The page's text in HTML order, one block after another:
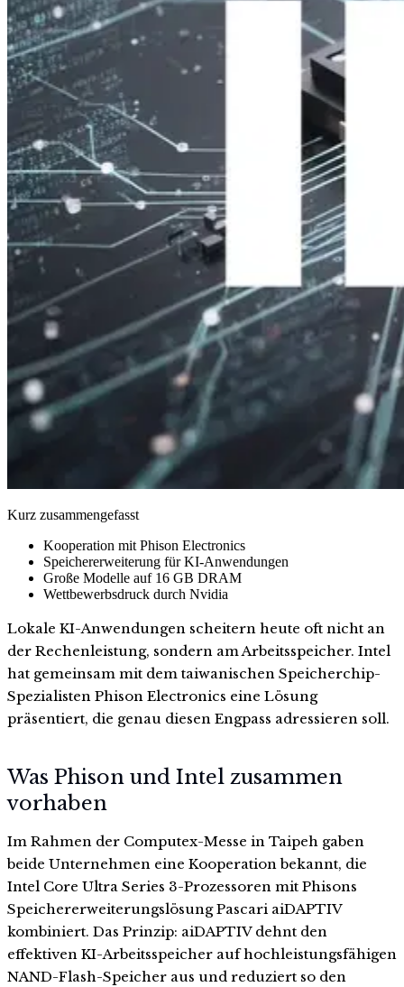
Kurz zusammengefasst
Kooperation mit Phison Electronics
Speichererweiterung für KI-Anwendungen
Große Modelle auf 16 GB DRAM
Wettbewerbsdruck durch Nvidia
Lokale KI-Anwendungen scheitern heute oft nicht an
der Rechenleistung, sondern am Arbeitsspeicher. Intel
hat gemeinsam mit dem taiwanischen Speicherchip-
Spezialisten Phison Electronics eine Lösung
präsentiert, die genau diesen Engpass adressieren soll.
Was Phison und Intel zusammen
vorhaben
Im Rahmen der Computex-Messe in Taipeh gaben
beide Unternehmen eine Kooperation bekannt, die
Intel Core Ultra Series 3-Prozessoren mit Phisons
Speichererweiterungslösung Pascari aiDAPTIV
kombiniert. Das Prinzip: aiDAPTIV dehnt den
effektiven KI-Arbeitsspeicher auf hochleistungsfähigen
NAND-Flash-Speicher aus und reduziert so den